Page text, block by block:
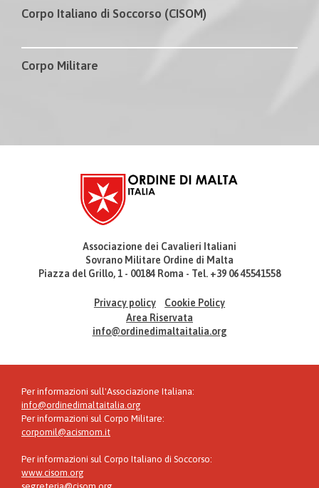
Corpo Italiano di Soccorso (CISOM)
Corpo Militare
Associazione dei Cavalieri Italiani
Sovrano Militare Ordine di Malta
Piazza del Grillo, 1 - 00184 Roma - Tel. +39 06 45541558
Privacy policy
Cookie Policy
Area Riservata
info@ordinedimaltaitalia.org
Per informazioni sull'Associazione Italiana:
info@ordinedimaltaitalia.org
Per informazioni sul Corpo Militare:
corpomil@acismom.it
Per informazioni sul Corpo Italiano di Soccorso:
www.cisom.org